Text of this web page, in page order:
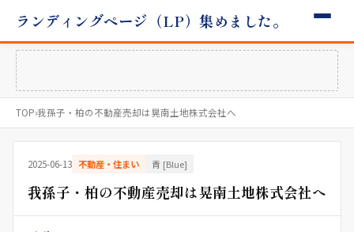
ランディングページ（LP）集めました。
TOP›我孫子・柏の不動産売却は晃南土地株式会社へ
2025-06-13 不動産・住まい 青 [Blue]
我孫子・柏の不動産売却は晃南土地株式会社へ